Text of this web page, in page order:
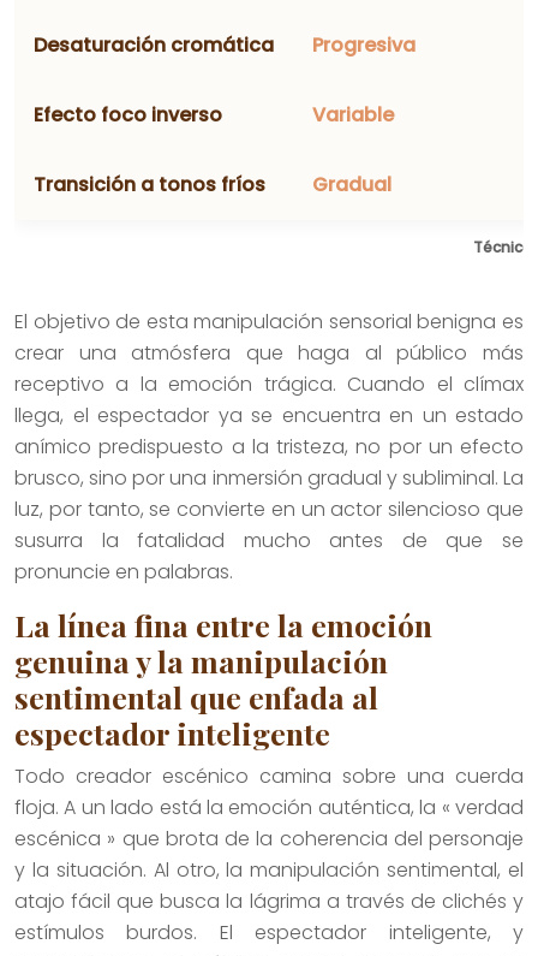
Desaturación cromática Progresiva
Efecto foco inverso Variable
Transición a tonos fríos Gradual
El objetivo de esta manipulación sensorial benigna es
crear una atmósfera que haga al público más
receptivo a la emoción trágica. Cuando el clímax
llega, el espectador ya se encuentra en un estado
anímico predispuesto a la tristeza, no por un efecto
brusco, sino por una inmersión gradual y subliminal. La
luz, por tanto, se convierte en un actor silencioso que
susurra la fatalidad mucho antes de que se
pronuncie en palabras.
La línea fina entre la emoción
genuina y la manipulación
sentimental que enfada al
espectador inteligente
Todo creador escénico camina sobre una cuerda
floja. A un lado está la emoción auténtica, la « verdad
escénica » que brota de la coherencia del personaje
y la situación. Al otro, la manipulación sentimental, el
atajo fácil que busca la lágrima a través de clichés y
estímulos burdos. El espectador inteligente, y